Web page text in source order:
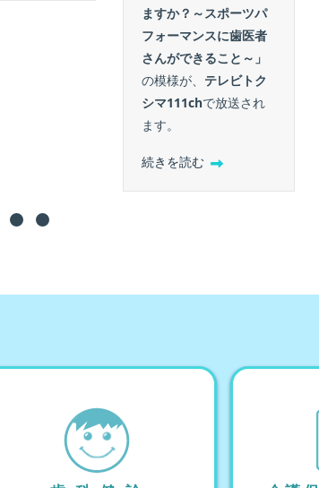
ますか？～スポーツパ
フォーマンスに歯医者
さんができること～」
の模様が、 テレビトク
シマ111chで放送され
ます。
続きを読む